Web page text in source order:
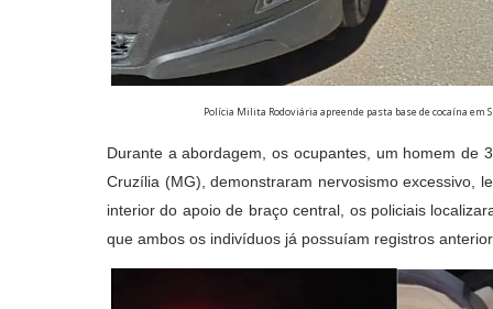
Polícia Milita Rodoviária apreende pasta base de cocaína em
Durante a abordagem, os ocupantes, um homem de
Cruzília (MG), demonstraram nervosismo excessivo,
interior do apoio de braço central, os policiais
que ambos os indivíduos já possuíam registros